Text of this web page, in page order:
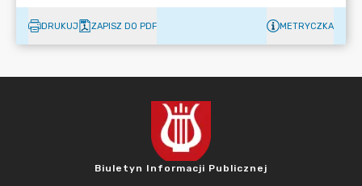
DRUKUJ ZAPISZ DO PDF METRYCZKA
Biuletyn Informacji Publicznej